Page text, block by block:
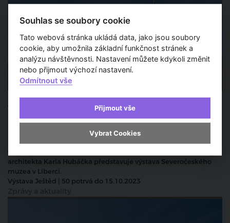
Ještěd slaví půlstoletí zajímavou výstavou
Město Liberec by si dnes již málokdo dovedl představit bez
ikonické stavby vysílače a horského hotelu. Ne nadarmo se
stavba na Ještědu stala v minulosti Stavbou století. Letos slaví
architekta Karla Hubáčka představuje výstava Severočeského
muzea v Liberci.
Výstava Ještěd | 50 potrvá do 15.10.2023
Souhlas se soubory cookie
Tato webová stránka ukládá data, jako jsou soubory
cookie, aby umožnila základní funkčnost stránek a
analýzu návštěvnosti. Nastavení můžete kdykoli změnit
nebo přijmout výchozí nastavení.
Odmítnout vše
Přijmout vše
Vybrat Cookies